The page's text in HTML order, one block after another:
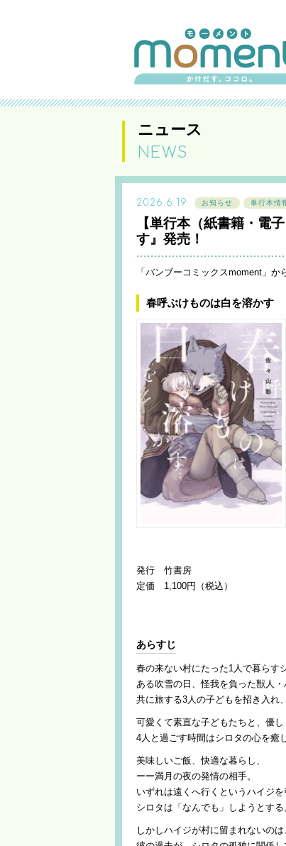
ニュース
NEWS
2026.6.19 お知らせ 単行本情
【単行本（紙書籍・電
す』発売！
「バンブーコミックスmoment」
春呼ぶけものは白を溶かす
発行 竹書房
定価 1,100円（税込）
あらすじ
春の来ない村にたった1人で暮らす
ある吹雪の日、怪我を負った獣人・
共に旅する3人の子どもを招き入れ
可愛くて素直な子どもたちと、優し
4人と過ごす時間はシロタの心を癒
美味しいご飯、快適な暮らし、
ーー満月の夜の発情の相手。
いずれは遠くへ行くというハイジを
シロタは「なんでも」しようとする
しかしハイジが村に留まれないのは